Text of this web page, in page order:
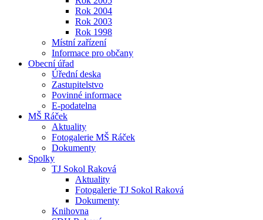
Rok 2004
Rok 2003
Rok 1998
Místní zařízení
Informace pro občany
Obecní úřad
Úřední deska
Zastupitelstvo
Povinné informace
E-podatelna
MŠ Ráček
Aktuality
Fotogalerie MŠ Ráček
Dokumenty
Spolky
TJ Sokol Raková
Aktuality
Fotogalerie TJ Sokol Raková
Dokumenty
Knihovna